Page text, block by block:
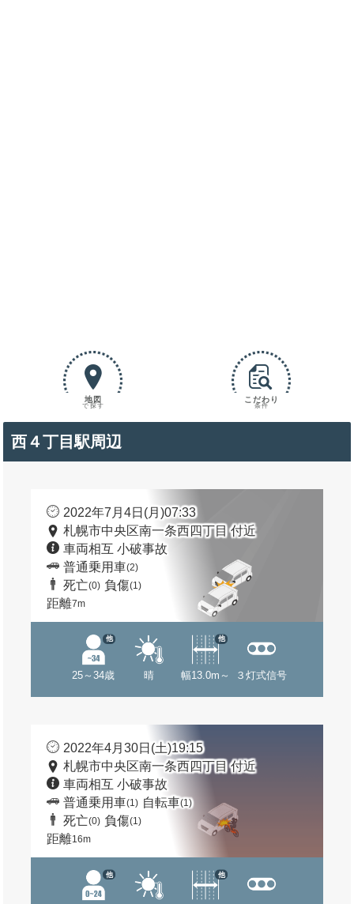
地図
で探す
こだわり
条件
西４丁目駅周辺
2022年7月4日(月)07:33
札幌市中央区南一条西四丁目 付近
車両相互 小破事故
普通乗用車(2)
死亡(0) 負傷(1)
距離7m
25～34歳
他
晴 幅13.0m～
他
３灯式信号
2022年4月30日(土)19:15
札幌市中央区南一条西四丁目 付近
車両相互 小破事故
普通乗用車(1) 自転車(1)
死亡(0) 負傷(1)
距離16m
他 他